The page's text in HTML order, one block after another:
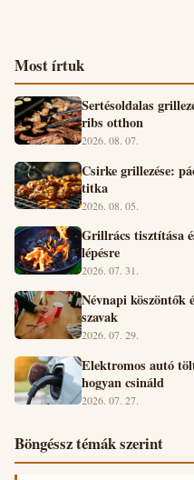
Most írtuk
Sertésoldalas
ribs otthon
2026. 08. 07.
Csirke grillezése:
titka
2026. 08. 05.
Grillrács tisztítása
lépésre
2026. 07. 31.
Névnapi köszöntők
szavak
2026. 07. 29.
Elektromos autó
hogyan csináld
2026. 07. 27.
Böngéssz témák szerint